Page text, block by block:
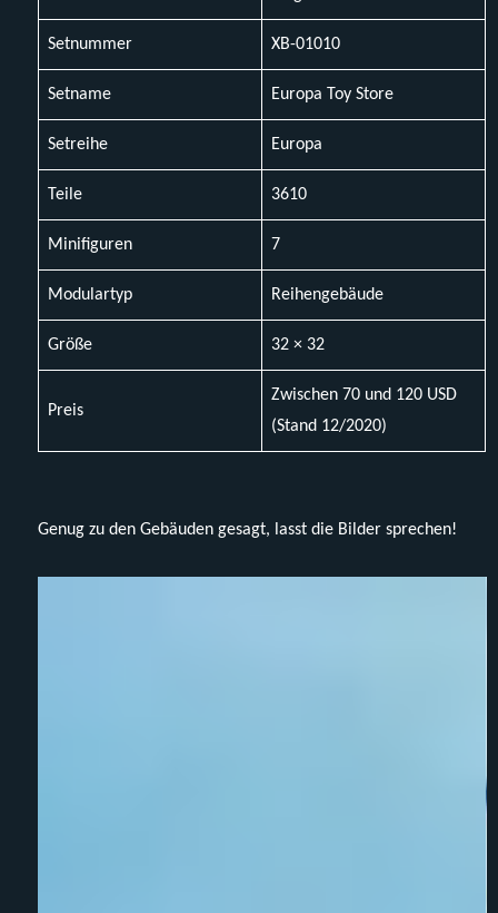
Setnummer XB-01010
Setname Europa Toy Store
Setreihe Europa
Teile 3610
Minifiguren 7
Modulartyp Reihengebäude
Größe 32 × 32
Preis
Zwischen 70 und 120 USD
(Stand 12/2020)
Genug zu den Gebäuden gesagt, lasst die Bilder sprechen!